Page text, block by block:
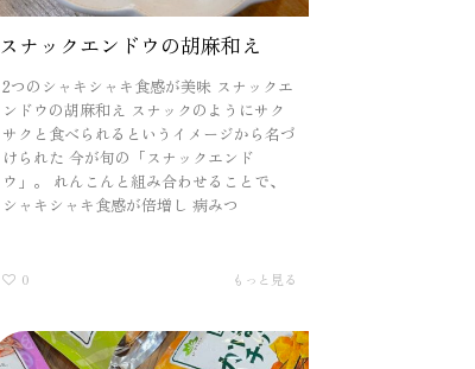
スナックエンドウの胡麻和え
2つのシャキシャキ食感が美味 スナックエ
ンドウの胡麻和え スナックのようにサク
サクと食べられるというイメージから名づ
けられた 今が旬の「スナックエンド
ウ」。 れんこんと組み合わせることで、
シャキシャキ食感が倍増し 病みつ
0 もっと見る